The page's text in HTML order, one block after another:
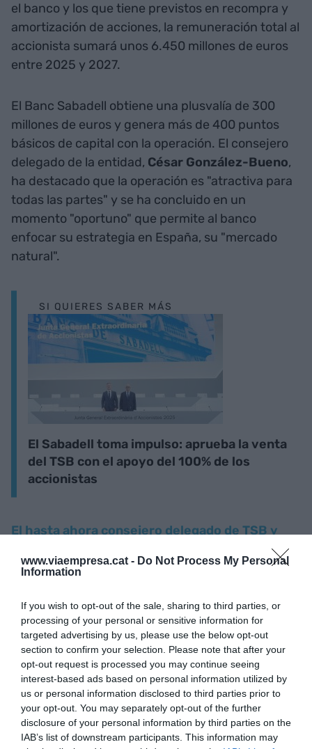
www.viaempresa.cat - Do Not Process My Personal
Information
If you wish to opt-out of the sale, sharing to third parties, or
processing of your personal or sensitive information for
targeted advertising by us, please use the below opt-out
section to confirm your selection. Please note that after your
opt-out request is processed you may continue seeing
interest-based ads based on personal information utilized by
us or personal information disclosed to third parties prior to
your opt-out. You may separately opt-out of the further
disclosure of your personal information by third parties on the
IAB’s list of downstream participants. This information may
el banco y los que tiene previstos en recompra y
amortización de acciones, la remuneración total al
accionista sumará unos 6.450 millones de euros
entre 2025 y 2027.
El Banc Sabadell obtiene una plusvalía de 300
millones de euros y genera más de 400 puntos
básicos de capital con la operación. El consejero
delegado de la entidad, César González-Bueno,
ha destacado que la operación es "atractiva para
todas las partes" y se ha concluido en un
momento "oportuno" que permite al banco
enfocar su estrategia en España, su "mercado
natural".
SI QUIERES SABER MÁS
El Sabadell toma impulso: aprueba la venta
del TSB con el apoyo del 100% de los
accionistas
El hasta ahora consejero delegado de TSB y
Armengol, ha destacado por su parte que la
financiero británico". "TSB hoy es una historia de
éxito en el Reino Unido", ha remarcado.
El Banc Sabadell adquirió TSB en 2015 a valor en
libros por un importe de 1.700 millones de libras.
En la última década, el banco catalán ha recibido
más de 600 millones de euros en dividendos de su
filial. En la transacción, también se han